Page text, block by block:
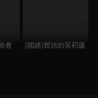
者 (國語)葬送的芙莉蓮